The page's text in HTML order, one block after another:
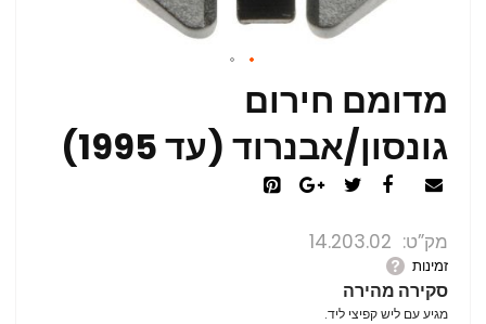
מדומם חירום
גונסון/אבנרוד (עד 1995)
מק”ט 14.203.02
זמינות
סקירה מהירה
מגיע עם ליש קפיצי ליד.